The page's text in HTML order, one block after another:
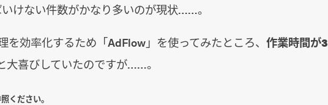
けない件数がかなり多いのが現状……。
を効率化するため「AdFlow」を使ってみたところ、 作業時間が3
大喜びしていたのですが……。
ください。